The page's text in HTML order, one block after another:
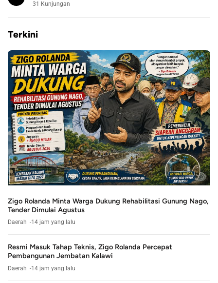
31 Kunjungan
Terkini
Zigo Rolanda Minta Warga Dukung Rehabilitasi Gunung Nago,
Tender Dimulai Agustus
Daerah 14 jam yang lalu
Resmi Masuk Tahap Teknis, Zigo Rolanda Percepat
Pembangunan Jembatan Kalawi
Daerah 14 jam yang lalu